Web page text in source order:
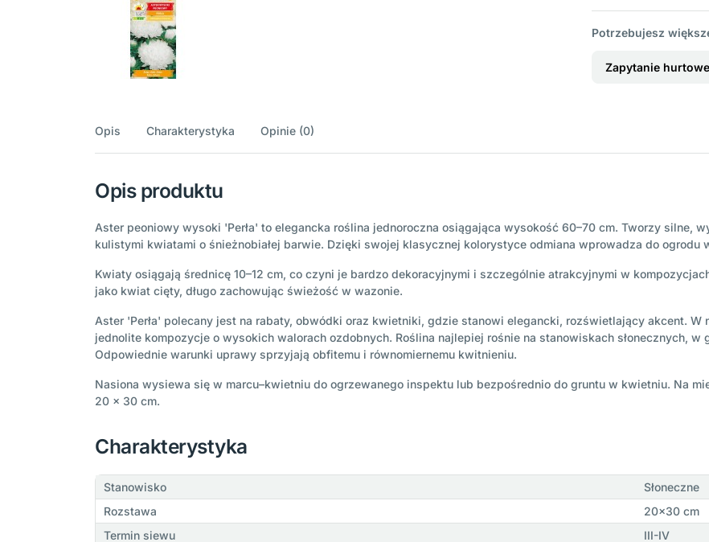
Potrzebujesz
Zapytanie hurtowe
Opis Charakterystyka Opinie (0)
Opis produktu
Aster peoniowy wysoki 'Perła' to elegancka roślina jednoroczna osiągająca wysokość 60–70 cm. Tworzy silne,
kulistymi kwiatami o śnieżnobiałej barwie. Dzięki swojej klasycznej kolorystyce odmiana wprowadza do ogrodu
Kwiaty osiągają średnicę 10–12 cm, co czyni je bardzo dekoracyjnymi i szczególnie atrakcyjnymi w
jako kwiat cięty, długo zachowując świeżość w wazonie.
Aster 'Perła' polecany jest na rabaty, obwódki oraz kwietniki, gdzie stanowi elegancki, rozświetlający akcent. W
jednolite kompozycje o wysokich walorach ozdobnych. Roślina najlepiej rośnie na stanowiskach słonecznych,
Odpowiednie warunki uprawy sprzyjają obfitemu i równomiernemu kwitnieniu.
Nasiona wysiewa się w marcu–kwietniu do ogrzewanego inspektu lub bezpośrednio do gruntu w kwietniu. Na
20 × 30 cm.
Charakterystyka
Stanowisko
Słoneczne
Rozstawa
20x30 cm
Termin siewu
III-IV